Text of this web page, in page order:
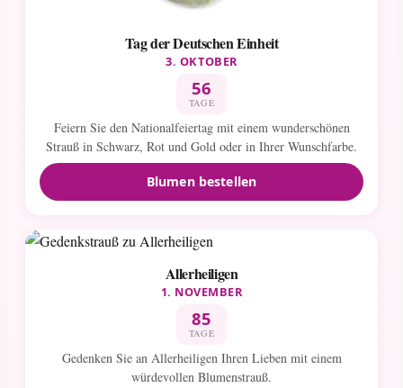
Tag der Deutschen Einheit
3. OKTOBER
56
TAGE
Feiern Sie den Nationalfeiertag mit einem wunderschönen
Strauß in Schwarz, Rot und Gold oder in Ihrer Wunschfarbe.
Blumen bestellen
Allerheiligen
1. NOVEMBER
85
TAGE
Gedenken Sie an Allerheiligen Ihren Lieben mit einem
würdevollen Blumenstrauß.